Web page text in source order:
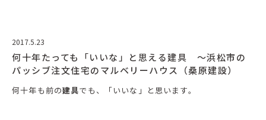
2017.5.23
何十年たっても「いいな」と思える建具 ～浜松市の
パッシブ注文住宅のマルベリーハウス（桑原建設）
何十年も前の建具でも、「いいな」と思います。